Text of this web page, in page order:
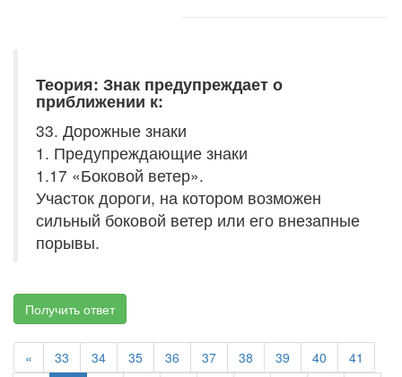
Теория: Знак предупреждает о
приближении к:
33. Дорожные знаки
1. Предупреждающие знаки
1.17 «Боковой ветер».
Участок дороги, на котором возможен
сильный боковой ветер или его внезапные
порывы.
Получить ответ
« 33 34 35 36 37 38 39 40 41